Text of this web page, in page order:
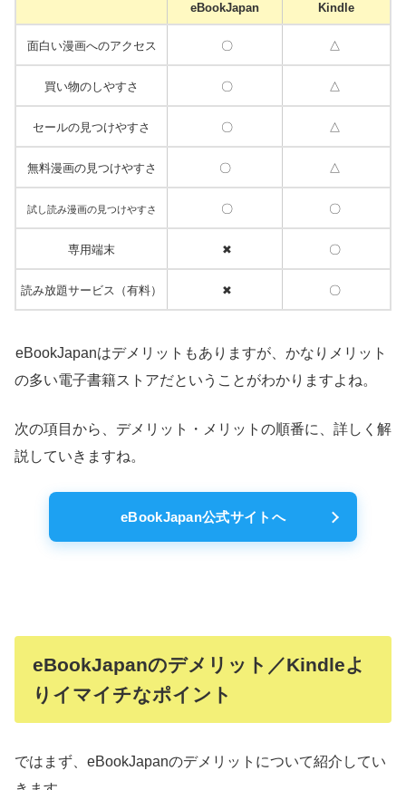
eBookJapan Kindle
面白い漫画へのアクセス 〇 △
買い物のしやすさ 〇 △
セールの見つけやすさ 〇 △
無料漫画の見つけやすさ 〇 △
試し読み漫画の見つけやすさ 〇 〇
専用端末 ✖ 〇
読み放題サービス（有料） ✖ 〇
eBookJapanはデメリットもありますが、かなりメリット
の多い電子書籍ストアだということがわかりますよね。
次の項目から、デメリット・メリットの順番に、詳しく解
説していきますね。
eBookJapan公式サイトへ
eBookJapanのデメリット／Kindleよ
りイマイチなポイント
ではまず、eBookJapanのデメリットについて紹介してい